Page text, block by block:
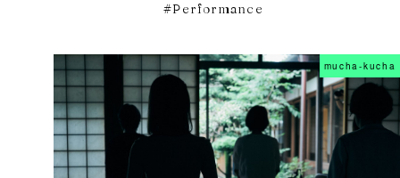
Performance
mucha-kucha